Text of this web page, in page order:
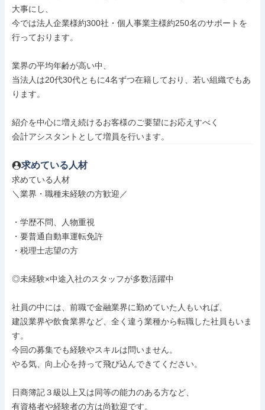
大事にし、
今では法人企業様約300社・個人事業主様約250名のサポートを
行っております。
業界の平均年齢が高い中、
当法人は20代30代ともに4名ずつ在籍しており、若い組織でもあ
ります。
紹介を中心に増え続けるお客様のご要望にお応えすべく
会計アシスタントとして増員を行います。
求めている人材
求めている人材
＼業界・職種未経験の方歓迎／
・学歴不問、人物重視
・要普通自動車運転免許
・税理士志望の方
◎未経験×中途入社のスタッフが多数活躍中
社員の中には、前職で金融業界に勤めていた人もいれば、
建設業界や飲食業界など、全く違う業種から転職した社員もいま
す。
今回の募集でも経験やスキルは問いません。
やる気、向上心を持って飛び込んできてください。
日商簿記３級以上又は同等の能力のある方など、
有資格者や経験者の方は尚歓迎です。